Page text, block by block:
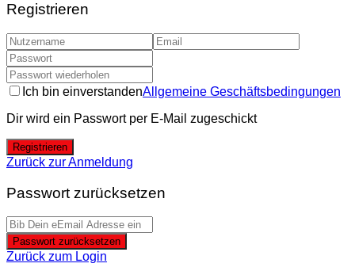
Registrieren
Ich bin einverstandenAllgemeine Geschäftsbedingungen
Dir wird ein Passwort per E-Mail zugeschickt
Registrieren
Zurück zur Anmeldung
Passwort zurücksetzen
Passwort zurücksetzen
Zurück zum Login